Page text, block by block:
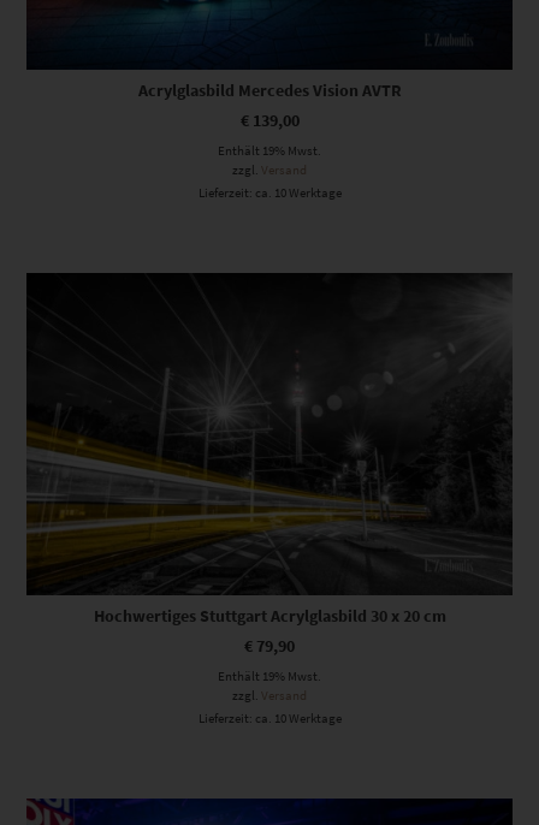
Acrylglasbild Mercedes Vision AVTR
€139,00
Enthält 19% Mwst.
zzgl.
Versand
Lieferzeit: ca. 10 Werktage
Hochwertiges Stuttgart Acrylglasbild 30 x 20 cm
€ 79,90
Enthält 19% Mwst.
zzgl. Versand
Lieferzeit: ca. 10 Werktage